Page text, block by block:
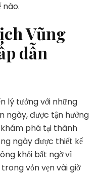
nào.
Vũng
dẫn
lý tưởng với những
ngày, được tận hưởng
phá tại thành
ngày được thiết kế
khỏi bất ngờ vì
vỏn vẹn vài giờ